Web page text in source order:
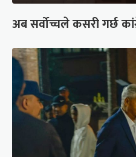
अब सर्वोच्चले कसरी गर्छ